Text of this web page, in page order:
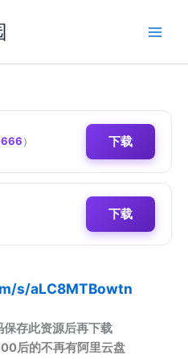
） 下载
下载
s/aLC8MTBowtn
存此资源后再下载
后的不再有阿里云盘